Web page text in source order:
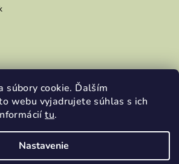
súbory cookie. Ďalším
webu vyjadrujete súhlas s ich
tu.
Nastavenie
platby